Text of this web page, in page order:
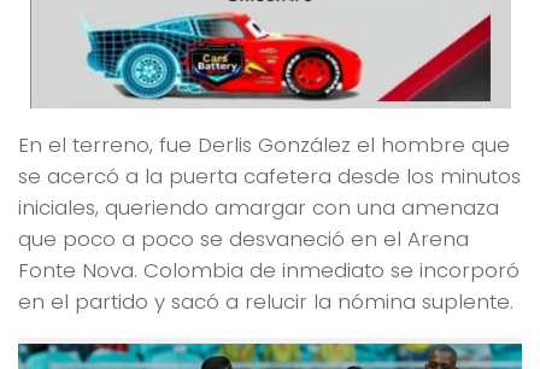
En el terreno, fue Derlis González el hombre que
se acercó a la puerta cafetera desde los minutos
iniciales, queriendo amargar con una amenaza
que poco a poco se desvaneció en el Arena
Fonte Nova. Colombia de inmediato se incorporó
en el partido y sacó a relucir la nómina suplente.